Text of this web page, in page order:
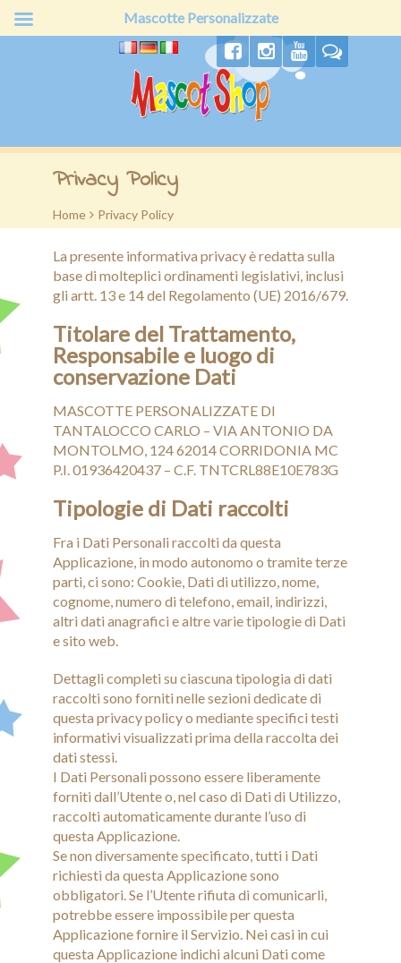
Home
Chi siamo
Prodotti
Preventivo
Blog
Contatti
Peluches
Gadget
Privacy Policy
Home > Privacy Policy
La presente informativa privacy è redatta sulla
base di molteplici ordinamenti legislativi, inclusi
gli artt. 13 e 14 del Regolamento (UE) 2016/679.
Titolare del Trattamento,
Responsabile e luogo di
conservazione Dati
MASCOTTE PERSONALIZZATE DI
TANTALOCCO CARLO – VIA ANTONIO DA
MONTOLMO, 124 62014 CORRIDONIA MC
P.I. 01936420437 – C.F. TNTCRL88E10E783G
Tipologie di Dati raccolti
Fra i Dati Personali raccolti da questa
Applicazione, in modo autonomo o tramite terze
parti, ci sono: Cookie, Dati di utilizzo, nome,
cognome, numero di telefono, email, indirizzi,
altri dati anagrafici e altre varie tipologie di Dati
e sito web.
Dettagli completi su ciascuna tipologia di dati
raccolti sono forniti nelle sezioni dedicate di
questa privacy policy o mediante specifici testi
informativi visualizzati prima della raccolta dei
dati stessi.
I Dati Personali possono essere liberamente
forniti dall’Utente o, nel caso di Dati di Utilizzo,
raccolti automaticamente durante l’uso di
questa Applicazione.
Se non diversamente specificato, tutti i Dati
richiesti da questa Applicazione sono
obbligatori. Se l’Utente rifiuta di comunicarli,
potrebbe essere impossibile per questa
Applicazione fornire il Servizio. Nei casi in cui
questa Applicazione indichi alcuni Dati come
Mascotte Personalizzate